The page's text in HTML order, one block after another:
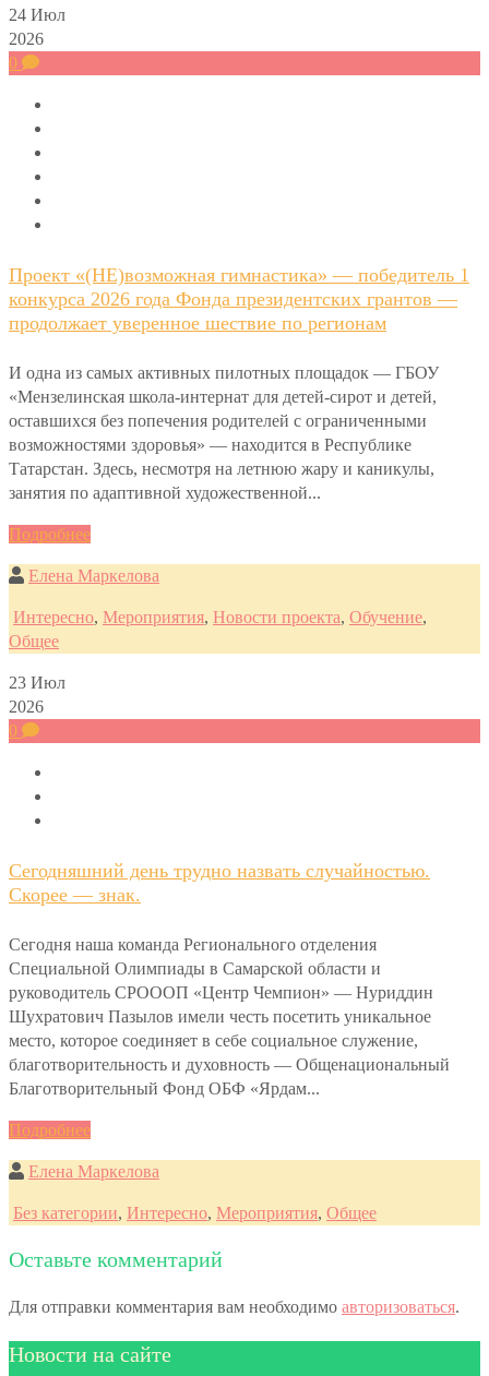
24 Июл
2026
0
Проект «(НЕ)возможная гимнастика» — победитель 1
конкурса 2026 года Фонда президентских грантов —
продолжает уверенное шествие по регионам
И одна из самых активных пилотных площадок — ГБОУ
«Мензелинская школа-интернат для детей-сирот и детей,
оставшихся без попечения родителей с ограниченными
возможностями здоровья» — находится в Республике
Татарстан. Здесь, несмотря на летнюю жару и каникулы,
занятия по адаптивной художественной...
Подробнее
Елена Маркелова
Интересно, Мероприятия, Новости проекта, Обучение,
Общее
23 Июл
2026
0
Сегодняшний день трудно назвать случайностью.
Скорее — знак.
Сегодня наша команда Регионального отделения
Специальной Олимпиады в Самарской области и
руководитель СРОООП «Центр Чемпион» — Нуриддин
Шухратович Пазылов имели честь посетить уникальное
место, которое соединяет в себе социальное служение,
благотворительность и духовность — Общенациональный
Благотворительный Фонд ОБФ «Ярдам...
Подробнее
Елена Маркелова
Без категории, Интересно, Мероприятия, Общее
Оставьте комментарий
Для отправки комментария вам необходимо авторизоваться.
Новости на сайте